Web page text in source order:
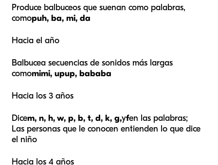
Produce balbuceos que suenan como palabras,
comopuh, ba, mi, da
Hacia el año
Balbucea secuencias de sonidos más largas
comomimi, upup, bababa
Hacia los 3 años
Dicem, n, h, w, p, b, t, d, k, g,yfen las palabras;
Las personas que le conocen entienden lo que dice
el niño
Hacia los 4 años